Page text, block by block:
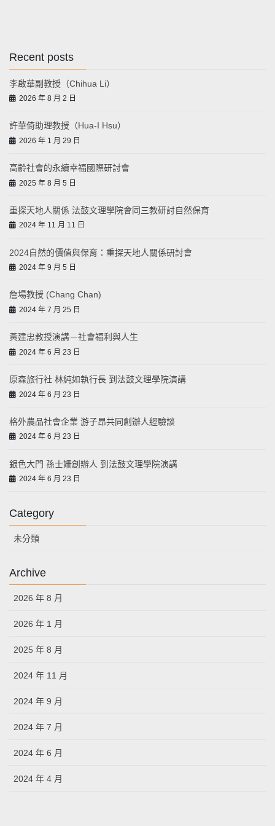
Recent posts
李啟華副教授（Chihua Li）
2026 年 8 月 2 日
許華倚助理教授（Hua-I Hsu）
2026 年 1 月 29 日
高齡社會的永續幸福國際研討會
2025 年 8 月 5 日
重探天地人關係 法鼓文理學院會同三教研討自然保育
2024 年 11 月 11 日
2024自然的價值與保育：重探天地人關係研討會
2024 年 9 月 5 日
詹場教授 (Chang Chan)
2024 年 7 月 25 日
黃建忠教授演講－社會福利與人生
2024 年 6 月 23 日
原森旅行社 林純如執行長 到法鼓文理學院演講
2024 年 6 月 23 日
格外農品社會企業 游子昂共同創辦人經驗談
2024 年 6 月 23 日
銀色大門 孫士姍創辦人 到法鼓文理學院演講
2024 年 6 月 23 日
Category
未分類
Archive
2026 年 8 月
2026 年 1 月
2025 年 8 月
2024 年 11 月
2024 年 9 月
2024 年 7 月
2024 年 6 月
2024 年 4 月